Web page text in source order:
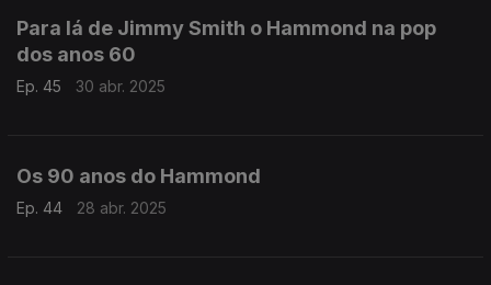
Para lá de Jimmy Smith o Hammond na pop
dos anos 60
Ep. 45 30 abr. 2025
Os 90 anos do Hammond
Ep. 44 28 abr. 2025